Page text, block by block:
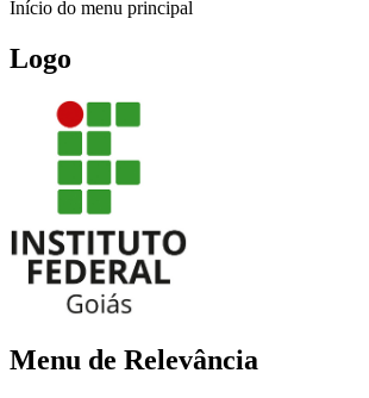
Início do menu principal
Logo
Menu de Relevância